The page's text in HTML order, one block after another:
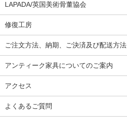
LAPADA/英国美術骨董協会
修復工房
ご注文方法、納期、ご決済及び配送方法
アンティーク家具についてのご案内
アクセス
よくあるご質問